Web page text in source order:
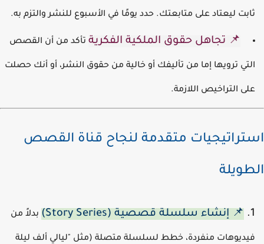
ليعتاد على متابعتك. حدد يومًا في الأسبوع للنشر والتزم به.
📌 تجاهل حقوق الملكية الفكريةتأكد من أن القصص
ترويها إما من تأليفك أو خالية من حقوق النشر، أو أنك حصلت
التراخيص اللازمة.
متقدمة لنجاح قناة القصص
📌 إنشاء سلسلة قصصية (Story Series) بدلاً من
منفردة، خطط لسلسلة متصلة (مثل "ليالي ألف ليلة